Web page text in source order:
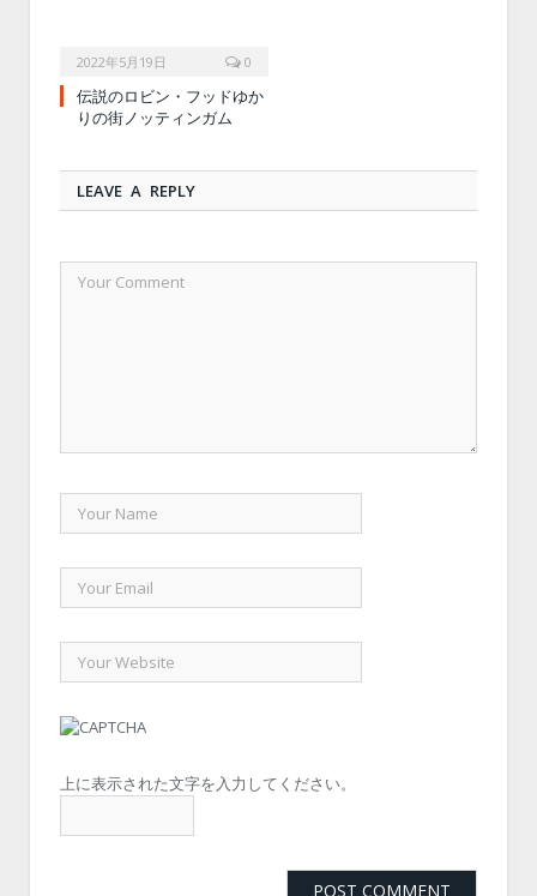
2022年5月19日 0
伝説のロビン・フッドゆか
りの街ノッティンガム
LEAVE A REPLY
上に表示された文字を入力してください。